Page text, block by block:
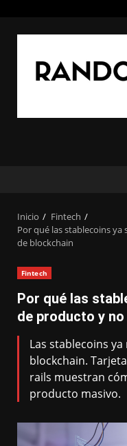
contenido
Inicio
Fintech
Por qué las stablecoins
de blockchain
Fintech
Por qué las
de producto y
Las stablecoins
blockchain.
rails muestran
producto masivo.